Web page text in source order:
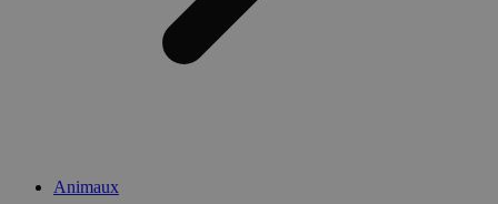
Animaux